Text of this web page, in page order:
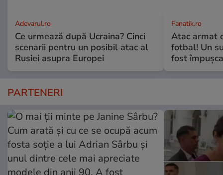
Adevarul.ro
Ce urmează după Ucraina? Cinci
scenarii pentru un posibil atac al
Rusiei asupra Europei
Fanatik.ro
Atac armat
fotbal! Un
fost
PARTENERI